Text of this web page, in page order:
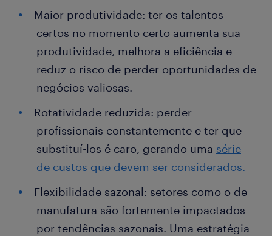
Maior produtividade: ter os talentos
certos no momento certo aumenta sua
produtividade, melhora a eficiência e
reduz o risco de perder oportunidades de
negócios valiosas.
Rotatividade reduzida: perder
profissionais constantemente e ter que
substituí-los é caro, gerando uma série
de custos que devem ser considerados.
Flexibilidade sazonal: setores como o de
manufatura são fortemente impactados
por tendências sazonais. Uma estratégia